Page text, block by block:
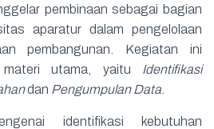
pembinaan sebagai bagian
aparatur dalam pengelolaan
pembangunan. Kegiatan ini
utama, yaitu Identifikasi
dan Pengumpulan Data
identifikasi kebutuhan